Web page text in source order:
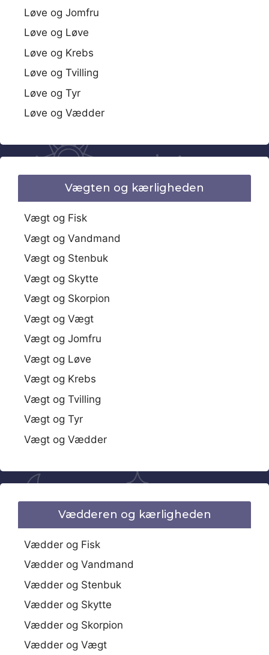
Løve og Jomfru
Løve og Løve
Løve og Krebs
Løve og Tvilling
Løve og Tyr
Løve og Vædder
Vægten og kærligheden
Vægt og Fisk
Vægt og Vandmand
Vægt og Stenbuk
Vægt og Skytte
Vægt og Skorpion
Vægt og Vægt
Vægt og Jomfru
Vægt og Løve
Vægt og Krebs
Vægt og Tvilling
Vægt og Tyr
Vægt og Vædder
Vædderen og kærligheden
Vædder og Fisk
Vædder og Vandmand
Vædder og Stenbuk
Vædder og Skytte
Vædder og Skorpion
Vædder og Vægt